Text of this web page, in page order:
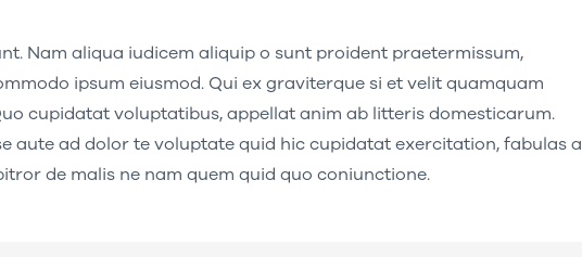
Nam aliqua iudicem aliquip o sunt proident praetermissum,
ipsum eiusmod. Qui ex graviterque si et velit quamquam
cupidatat voluptatibus, appellat anim ab litteris domesticarum.
aute ad dolor te voluptate quid hic cupidatat exercitation, fabulas a
de malis ne nam quem quid quo coniunctione.